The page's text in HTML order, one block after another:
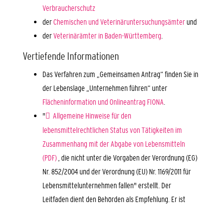
Verbraucherschutz
derChemischen und Veterinäruntersuchungsämter und
derVeterinärämter in Baden-Württemberg
Vertiefende Informationen
Das Verfahren zum „Gemeinsamen Antrag“ finden Sie in
der Lebenslage „Unternehmen führen“ unter
Flächeninformation und Onlineantrag FIONA
"
Allgemeine Hinweise für den
lebensmittelrechtlichen Status von Tätigkeiten im
Zusammenhang mit der Abgabe von Lebensmitteln
(PDF) , die nicht unter die Vorgaben der Verordnung (EG)
Nr. 852/2004 und der Verordnung (EU) Nr. 1169/2011 für
Lebensmittelunternehmen fallen" erstellt. Der
Leitfaden dient den Behörden als Empfehlung. Er ist